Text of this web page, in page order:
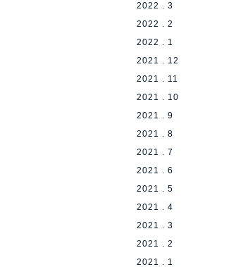
2022 . 3
2022 . 2
2022 . 1
2021 . 12
2021 . 11
2021 . 10
2021 . 9
2021 . 8
2021 . 7
2021 . 6
2021 . 5
2021 . 4
2021 . 3
2021 . 2
2021 . 1